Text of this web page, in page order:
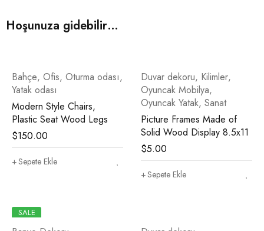
Adult Assembly Required: Yes
Cushions Included : No
Hoşunuza gidebilir…
Bahçe, Ofis, Oturma odası,
Yatak odası
Modern Style Chairs,
Plastic Seat Wood Legs
$150.00
Sepete Ekle
Duvar dekoru, Kilimler,
Oyuncak Mobilya,
Oyuncak Yatak, Sanat
Picture Frames Made of
Solid Wood Display 8.5x11
$5.00
Sepete Ekle
SALE